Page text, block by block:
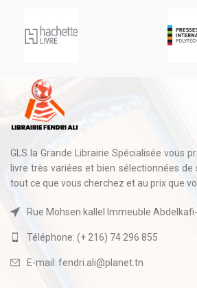
GLS la Grande Librairie Spécialisée vous
livre très variées et bien sélectionnées
tout ce que vous cherchez et au prix que
Rue Mohsen kallel Immeuble
Téléphone: (+ 216) 74 296 855
E-mail: fendri.ali@planet.tn